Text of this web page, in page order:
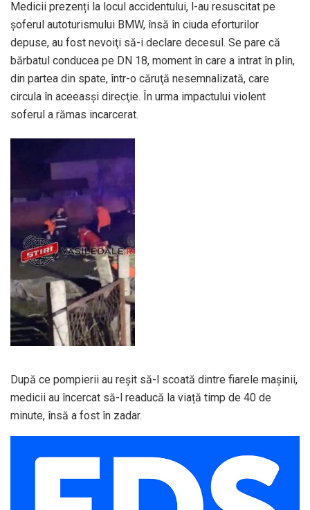
Medicii prezenți la locul accidentului, l-au resuscitat pe
şoferul autoturismului BMW, însă în ciuda eforturilor
depuse, au fost nevoiţi să-i declare decesul. Se pare că
bărbatul conducea pe DN 18, moment în care a intrat în plin,
din partea din spate, într-o căruţă nesemnalizată, care
circula în aceeasşi direcţie. În urma impactului violent
soferul a rămas incarcerat.
După ce pompierii au reșit să-l scoată dintre fiarele mașinii,
medicii au încercat să-l readucă la viață timp de 40 de
minute, însă a fost în zadar.